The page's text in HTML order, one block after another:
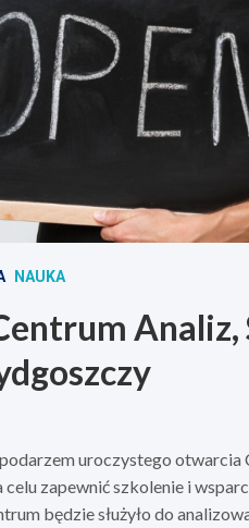
NAUKA
Analiz,
uroczystego
zapewnić szkolenie i
będzie służyło do